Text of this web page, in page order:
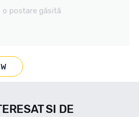
o postare găsită
SI DE